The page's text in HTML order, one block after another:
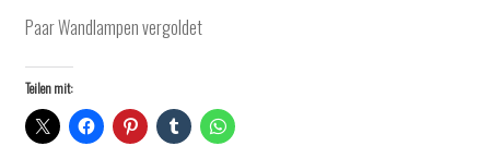
Paar Wandlampen vergoldet
Teilen mit: